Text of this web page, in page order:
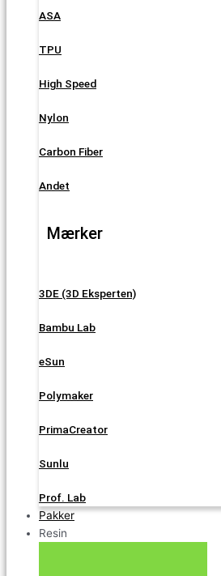
ASA
TPU
High Speed
Nylon
Carbon Fiber
Andet
Mærker
3DE (3D Eksperten)
Bambu Lab
eSun
Polymaker
PrimaCreator
Sunlu
Prof. Lab
Pakker
Resin